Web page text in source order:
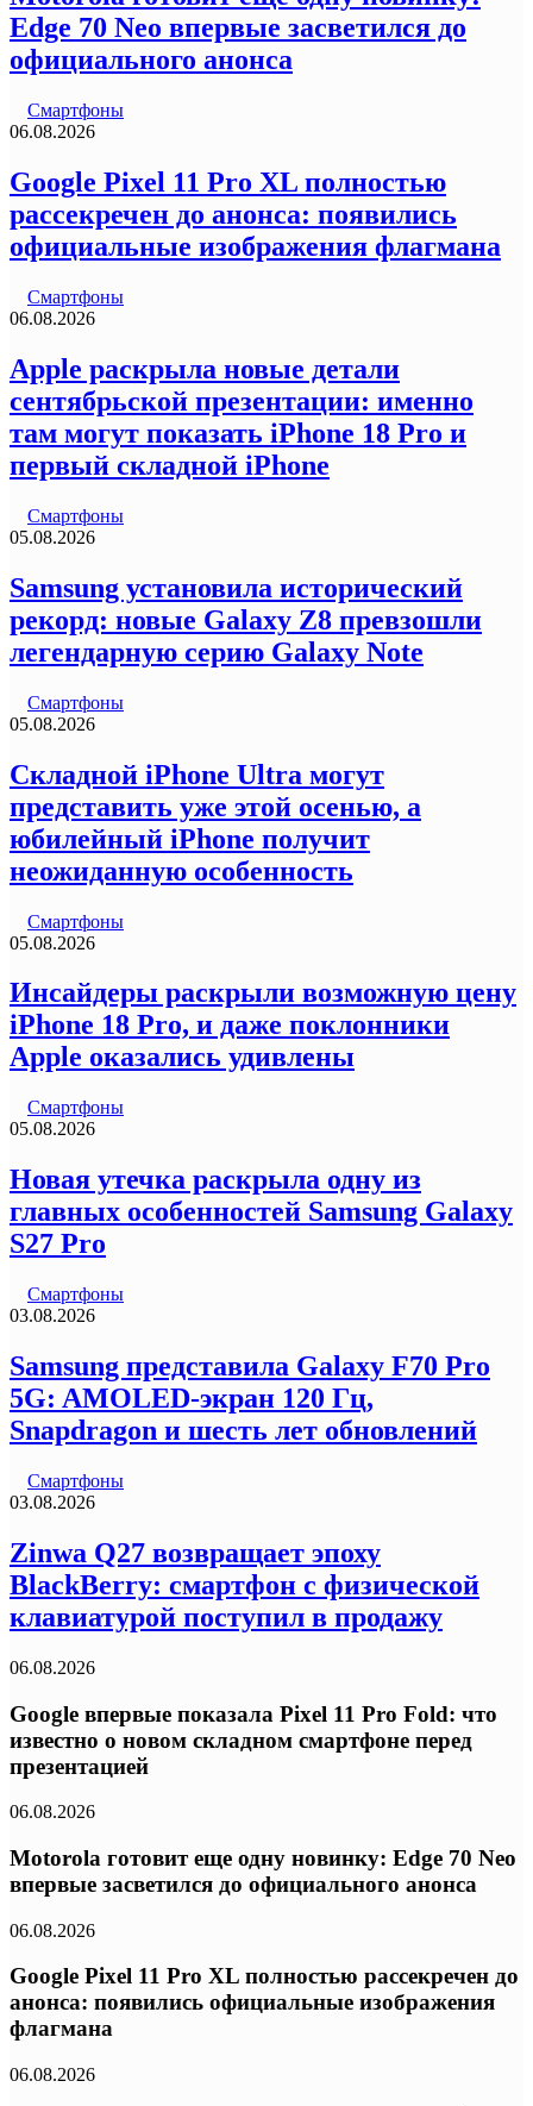
Edge 70 Neo впервые засветился до
официального анонса
Смартфоны
06.08.2026
Google Pixel 11 Pro XL полностью
рассекречен до анонса: появились
официальные изображения флагмана
Смартфоны
06.08.2026
Apple раскрыла новые детали
сентябрьской презентации: именно
там могут показать iPhone 18 Pro и
первый складной iPhone
Смартфоны
05.08.2026
Samsung установила исторический
рекорд: новые Galaxy Z8 превзошли
легендарную серию Galaxy Note
Смартфоны
05.08.2026
Складной iPhone Ultra могут
представить уже этой осенью, а
юбилейный iPhone получит
неожиданную особенность
Смартфоны
05.08.2026
Инсайдеры раскрыли возможную цену
iPhone 18 Pro, и даже поклонники
Apple оказались удивлены
Смартфоны
05.08.2026
Новая утечка раскрыла одну из
главных особенностей Samsung Galaxy
S27 Pro
Смартфоны
03.08.2026
Samsung представила Galaxy F70 Pro
5G: AMOLED-экран 120 Гц,
Snapdragon и шесть лет обновлений
Смартфоны
03.08.2026
Zinwa Q27 возвращает эпоху
BlackBerry: смартфон с физической
клавиатурой поступил в продажу
06.08.2026
Google впервые показала Pixel 11 Pro Fold: что
известно о новом складном смартфоне перед
презентацией
06.08.2026
Motorola готовит еще одну новинку: Edge 70 Neo
впервые засветился до официального анонса
06.08.2026
Google Pixel 11 Pro XL полностью рассекречен до
анонса: появились официальные изображения
флагмана
06.08.2026